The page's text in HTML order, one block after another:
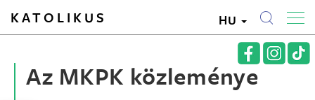
KATOLIKUS HU
Az MKPK közleménye